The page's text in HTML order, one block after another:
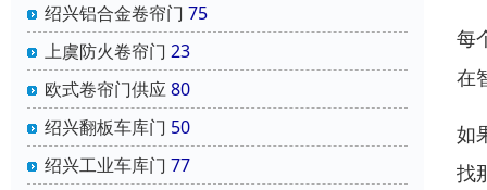
绍兴铝合金卷帘门 75
上虞防火卷帘门 23
欧式卷帘门供应80
绍兴翻板车库门 50
绍兴工业车库门 77
每
在
如
找